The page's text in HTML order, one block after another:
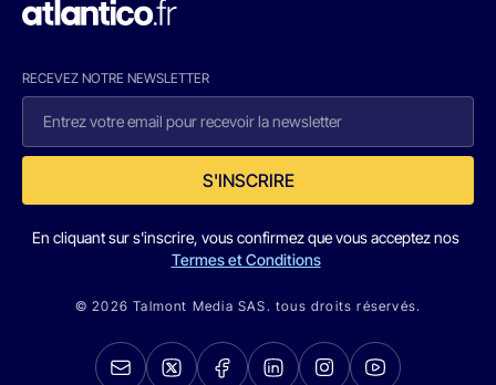
RECEVEZ NOTRE NEWSLETTER
S'INSCRIRE
En cliquant sur s'inscrire, vous confirmez que vous acceptez nos
Termes et Conditions
© 2026 Talmont Media SAS. tous droits réservés.